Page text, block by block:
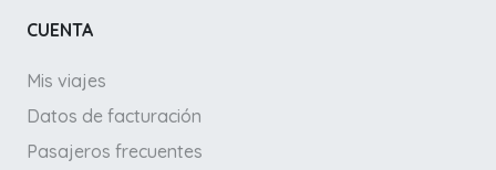
CUENTA
Mis viajes
Datos de facturación
Pasajeros frecuentes